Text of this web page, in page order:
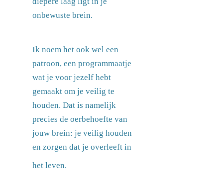
onbewuste brein.
Ik noem het ook wel een
patroon, een programmaatje
wat je voor jezelf hebt
gemaakt om je veilig te
houden. Dat is namelijk
precies de oerbehoefte van
jouw brein: je veilig houden
en zorgen dat je overleeft in
het leven.